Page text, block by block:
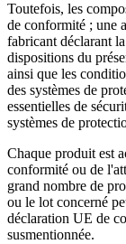
Toutefois, les
de conformité ; une
fabricant déclarant
dispositions du
ainsi que les
des systèmes de
essentielles de
systèmes de
Chaque produit est
conformité ou de
grand nombre de
ou le lot concerné
déclaration UE de
susmentionnée.